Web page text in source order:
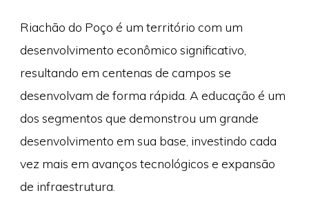
Riachão do Poço é um território com um
desenvolvimento econômico significativo,
resultando em centenas de campos se
desenvolvam de forma rápida. A educação é um
dos segmentos que demonstrou um grande
desenvolvimento em sua base, investindo cada
vez mais em avanços tecnológicos e expansão
de infraestrutura.